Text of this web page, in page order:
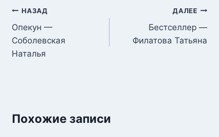
Навигация
по
записям
НАЗАД
Опекун —
Соболевская
Наталья
ДАЛЕЕ
Бестселлер —
Филатова Татьяна
Похожие записи